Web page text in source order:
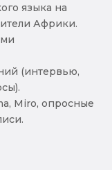
языка на
Африки.
(интервью,
Miro, опросные